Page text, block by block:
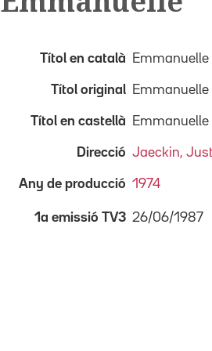
Títol en català Emmanuelle
Títol original Emmanuelle
Títol en castellà Emmanuelle
Direcció Jaeckin, Just
Any de producció 1974
1a emissió TV3 26/06/1987